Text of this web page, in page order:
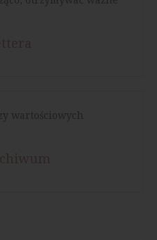
wartościowych